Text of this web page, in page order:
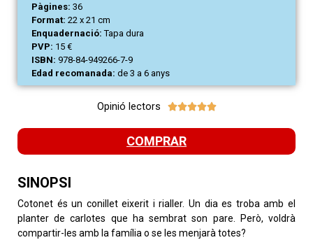
Pàgines: 36
Format: 22 x 21 cm
Enquadernació: Tapa dura
PVP: 15 €
ISBN: 978-84-949266-7-9
Edad recomanada: de 3 a 6 anys
Opinió lectors 
COMPRAR
SINOPSI
Cotonet és un conillet eixerit i rialler. Un dia es troba amb el
planter de carlotes que ha sembrat son pare. Però, voldrà
compartir-les amb la família o se les menjarà totes?